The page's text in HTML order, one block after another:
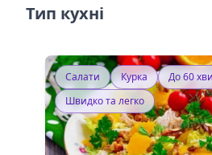
Тип кухні
Салати Курка
До 60
Швидко та легко